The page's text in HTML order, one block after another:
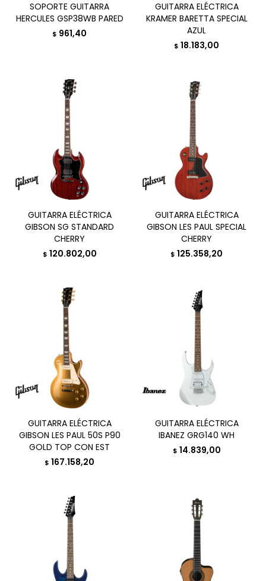
SOPORTE GUITARRA
HERCULES GSP38WB PARED
$ 961,40
GUITARRA ELÉCTRICA
KRAMER BARETTA SPECIAL
AZUL
$ 18.183,00
GUITARRA ELÉCTRICA
GIBSON SG STANDARD
CHERRY
$ 120.802,00
GUITARRA ELÉCTRICA
GIBSON LES PAUL SPECIAL
CHERRY
$ 125.358,20
GUITARRA ELÉCTRICA
GIBSON LES PAUL 50S P90
GOLD TOP CON EST
$ 167.158,20
GUITARRA ELÉCTRICA
IBANEZ GRG140 WH
$ 14.839,00